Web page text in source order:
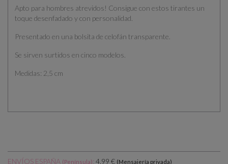
Apto para hombres atrevidos! Consigue con estos tirantes un
toque desenfadado y con personalidad.
Presentado en una bolsita de celofán transparente.
Se sirven surtidos en cinco modelos.
Medidas: 2,5 cm
ENVÍOS ESPAÑA (Península): 4,99 € (Mensajería privada)